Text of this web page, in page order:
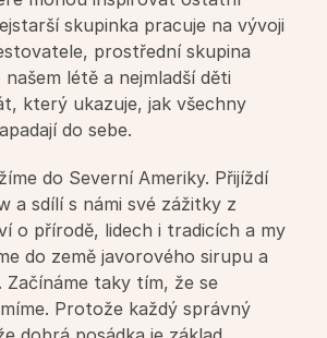
kurzy
MŠ
skupinka pracuje na vývoji
prostřední skupina
létě a nejmladší děti
který ukazuje, jak všechny
do sebe.
do Severní Ameriky. Přijíždí
a sdílí s námi své zážitky z
o přírodě, lidech i tradicích a my
do země javorového sirupu a
Začínáme taky tím, že se
Protože každý správný